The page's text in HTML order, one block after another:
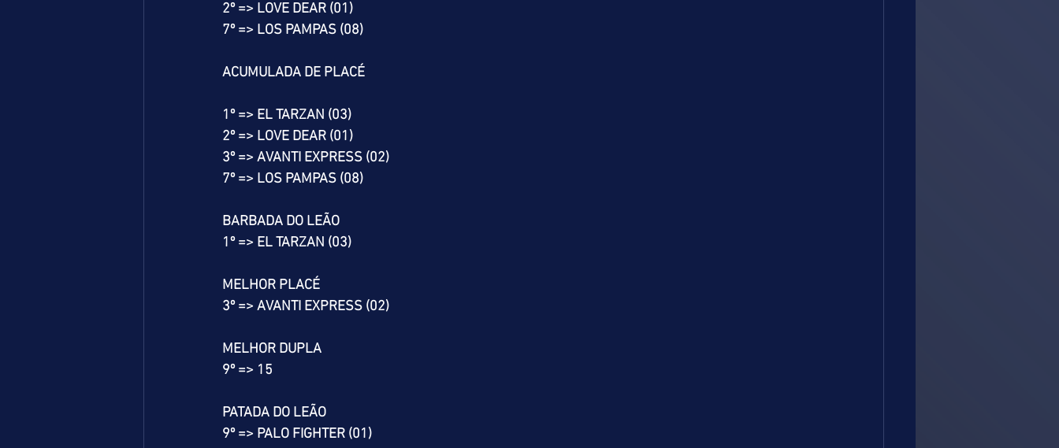
2º => LOVE DEAR (01)
7º => LOS PAMPAS (08)
ACUMULADA DE PLACÉ
1º => EL TARZAN (03)
2º => LOVE DEAR (01)
3º => AVANTI EXPRESS (02)
7º => LOS PAMPAS (08)
BARBADA DO LEÃO
1º => EL TARZAN (03)
MELHOR PLACÉ
3º => AVANTI EXPRESS (02)
MELHOR DUPLA
9º => 15
PATADA DO LEÃO
9º => PALO FIGHTER (01)